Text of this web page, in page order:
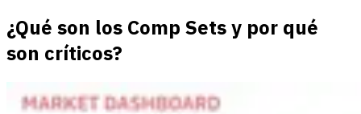
¿Qué son los Comp Sets y por qué
son críticos?